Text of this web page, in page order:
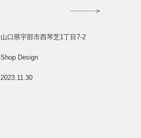
Next
山口県宇部市西琴芝1丁目7-2
Shop Design
2023.11.30